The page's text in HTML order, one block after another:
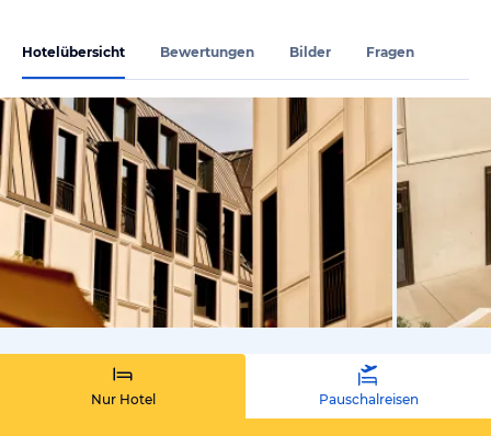
Hotelübersicht Bewertungen Bilder Fragen
vom
Nur Hotel Pauschalreisen